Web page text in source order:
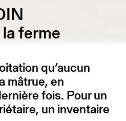
ferme
qu’aucun
mâtrue, en
fois. Pour un
un inventaire